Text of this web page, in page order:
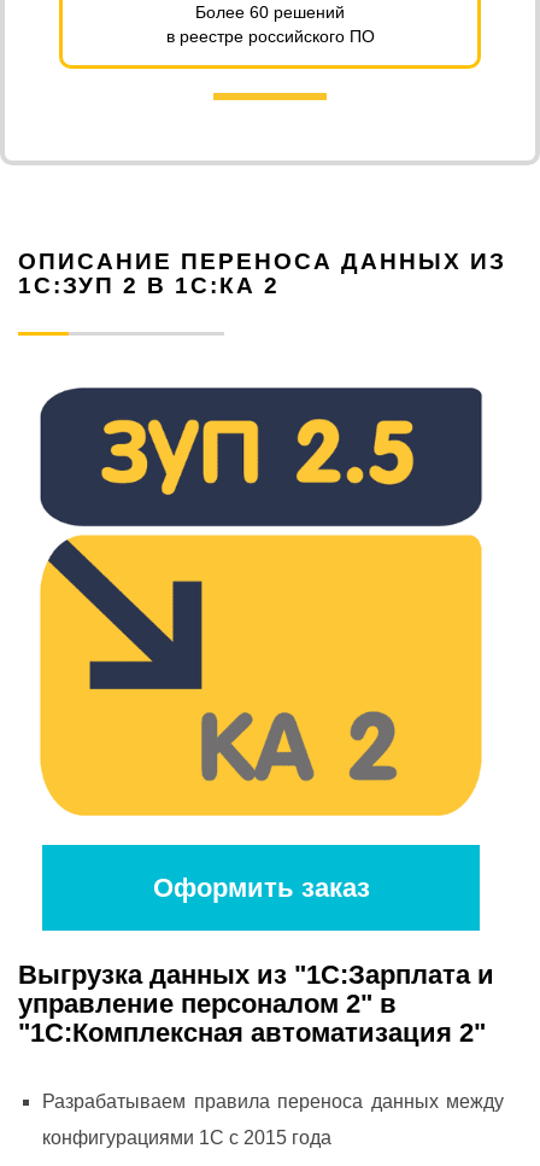
Более 60 решений
в реестре российского ПО
ОПИСАНИЕ ПЕРЕНОСА ДАННЫХ ИЗ
1С:ЗУП 2 В 1С:КА 2
Оформить заказ
Выгрузка данных из "1С:Зарплата и
управление персоналом 2" в
"1С:Комплексная автоматизация 2"
Разрабатываем правила переноса данных между
конфигурациями 1С с 2015 года